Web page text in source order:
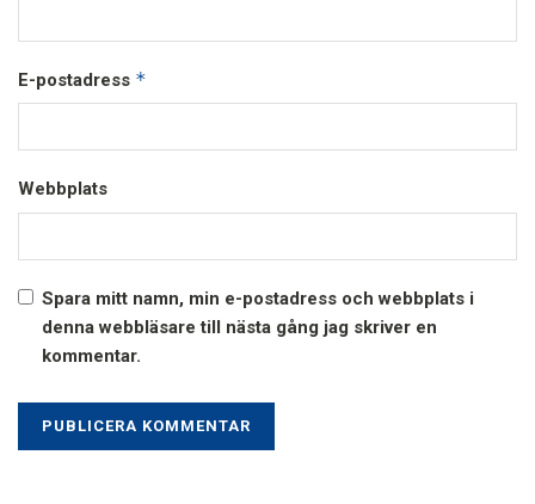
E-postadress *
Webbplats
Spara mitt namn, min e-postadress och webbplats i
denna webbläsare till nästa gång jag skriver en
kommentar.